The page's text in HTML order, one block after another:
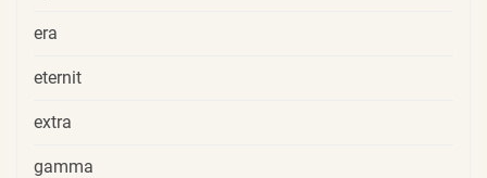
era
eternit
extra
gamma